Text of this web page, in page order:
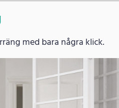
med bara några klick.